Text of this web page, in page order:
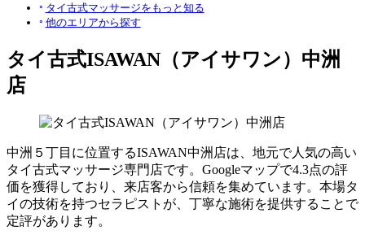
タイ古式マッサージをもっと知る
他のエリアから探す
タイ古式ISAWAN（アイサワン）中洲
店
中洲５丁目に位置するISAWAN中洲店は、地元で人気の高い
タイ古式マッサージ専門店です。Googleマップで4.3点の評
価を獲得しており、来店客から信頼を集めています。本場タ
イの技術を持つセラピストが、丁寧な施術を提供することで
定評があります。